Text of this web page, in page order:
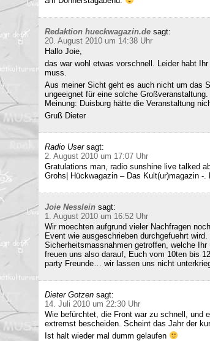
Redaktion hueckwagazin.de sagt:
20. August 2010 um 14:38 Uhr
Hallo Joie,
das war wohl etwas vorschnell. Leider habt
muss.
Aus meiner Sicht geht es auch nicht um das
ungeeignet für eine solche
Meinung: Duisburg hätte die Veranstaltung
Gruß Dieter
Radio User sagt:
2. August 2010 um 17:07 Uhr
Gratulations man, radio sunshine live talked
Grohs| Hückwagazin – Das Kult(ur)magazin -.
Joie Nesslein sagt:
1. August 2010 um 16:52 Uhr
Wir moechten aufgrund vieler Nachfragen
Event wie ausgeschrieben durchgefuehrt
Sicherheitsmassnahmen getroffen, welche Ihr
freuen uns also darauf, Euch vom 10ten bis
party Freunde… wir lassen uns nicht
Dieter Gotzen sagt:
14. Juli 2010 um 22:30 Uhr
Wie befürchtet, die Front war zu schnell, und
extremst bescheiden. Scheint das Jahr der
Ist halt wieder mal dumm gelaufen